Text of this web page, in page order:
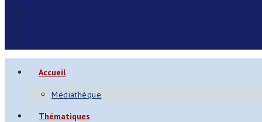
Accueil
Médiathèque
Thématiques